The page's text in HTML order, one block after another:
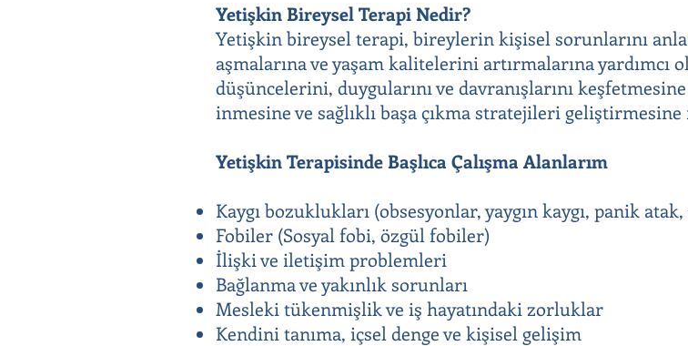
Yetişkin Bireysel Terapi Nedir?
Yetişkin bireysel terapi, bireylerin kişisel sorunlarını
aşmalarına ve yaşam kalitelerini artırmalarına
düşüncelerini, duygularını ve davranışlarını
inmesine ve sağlıklı başa çıkma stratejileri
Yetişkin Terapisinde Başlıca Çalışma Alanlarım
Kaygı bozuklukları (obsesyonlar, yaygın kaygı, panik atak,
Fobiler (Sosyal fobi, özgül fobiler)
İlişki ve iletişim problemleri
Bağlanma ve yakınlık sorunları
Mesleki tükenmişlik ve iş hayatındaki zorluklar
Kendini tanıma, içsel denge ve kişisel gelişim